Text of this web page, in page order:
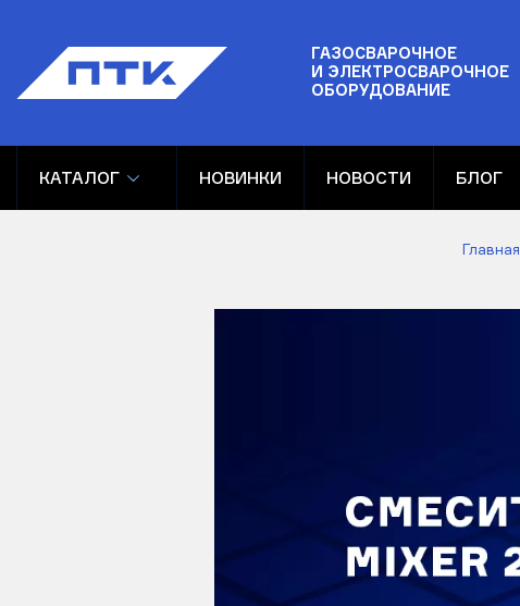
ГАЗОСВАРОЧНОЕ
И ЭЛЕКТРОСВАРОЧНОЕ
ОБОРУДОВАНИЕ
КАТАЛОГ НОВИНКИ НОВОСТИ БЛОГ
Главная